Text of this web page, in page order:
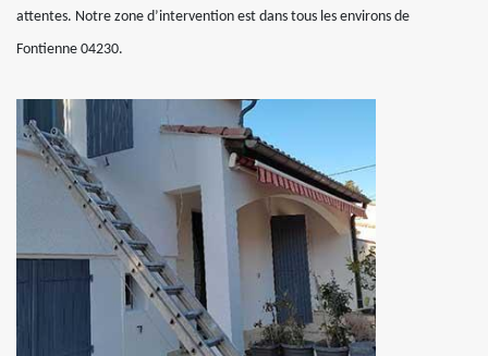
attentes. Notre zone d’intervention est dans tous les environs de
Fontienne 04230.